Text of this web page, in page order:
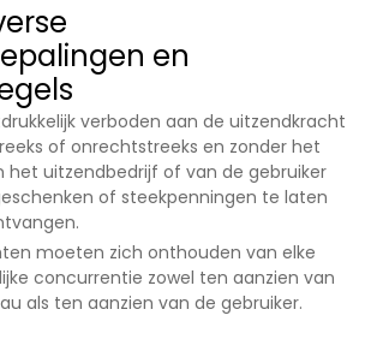
en
verboden aan de uitzendkracht
of onrechtstreeks en zonder het
het uitzendbedrijf of van de gebruiker
of steekpenningen te laten
moeten zich onthouden van elke
concurrentie zowel ten aanzien van
als ten aanzien van de gebruiker.